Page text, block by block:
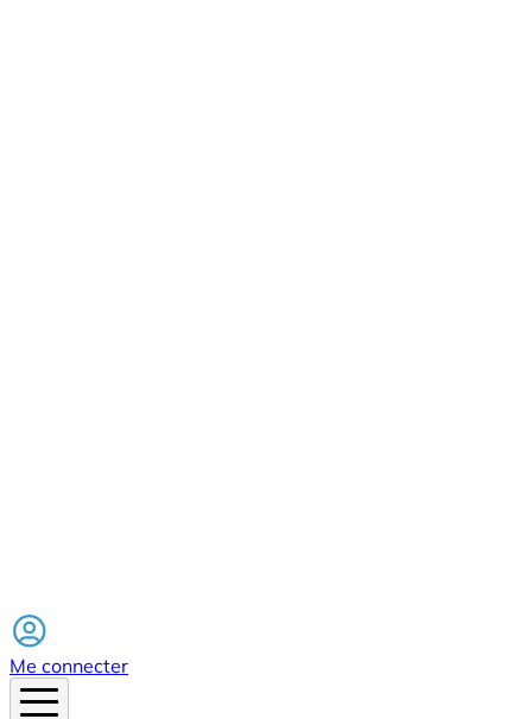
Me connecter